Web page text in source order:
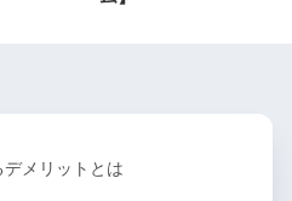
メリットとは